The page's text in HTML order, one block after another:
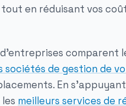
en réduisant vos
comparent
sociétés de gestion de
En
meilleurs services de